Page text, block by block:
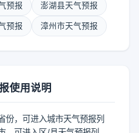
预报 澎湖县天气预报
预报 漳州市天气预报
使用说明
份，可进入城市天气预报列